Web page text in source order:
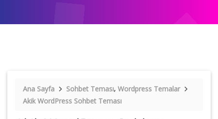
Ana Sayfa Sohbet Teması, Wordpress Temalar
Akik WordPress Sohbet Teması